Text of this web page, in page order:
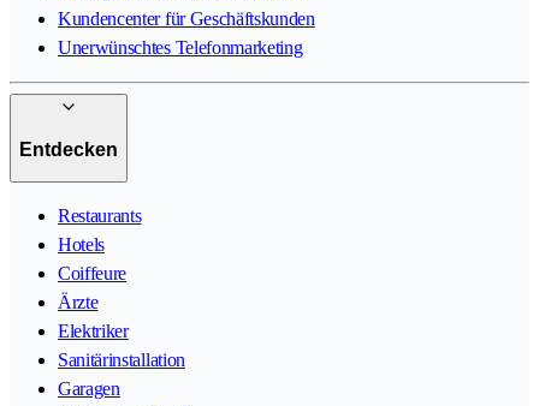
Kundencenter für Geschäftskunden
Unerwünschtes Telefonmarketing
Entdecken
Restaurants
Hotels
Coiffeure
Ärzte
Elektriker
Sanitärinstallation
Garagen